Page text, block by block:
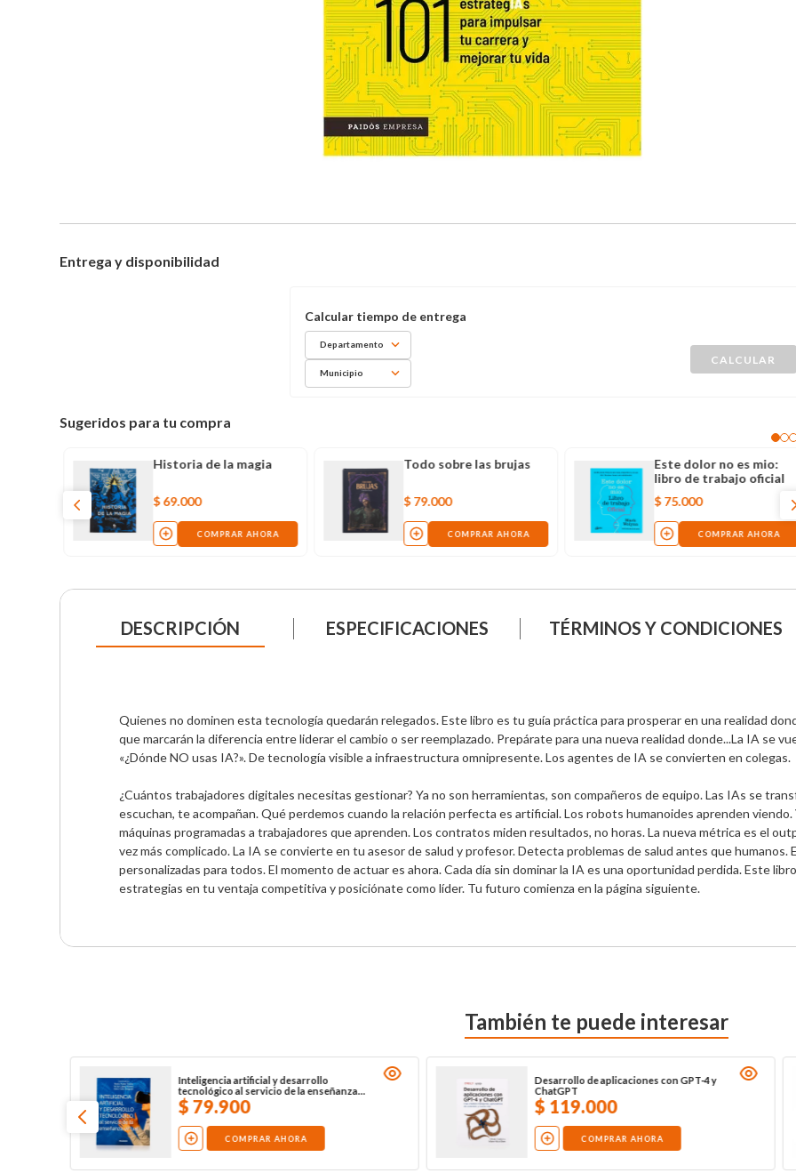
Entrega y disponibilidad
Departamento
Municipio
Sugeridos para tu compra
Historia de la magia
$ 69.000
COMPRAR AHORA
Todo sobre las brujas
$ 79.000
COMPRAR AHORA
Este dolor no es mio:
libro de trabajo oficial
$ 75.000
COMPRAR AHORA
DESCRIPCIÓN ESPECIFICACIONES TÉRMINOS Y CONDICIONES
Quienes no dominen esta tecnología quedarán relegados. Este libro es tu guía práctica para prosperar en una realidad
que marcarán la diferencia entre liderar el cambio o ser reemplazado. Prepárate para una nueva realidad donde...La IA se
«¿Dónde NO usas IA?». De tecnología visible a infraestructura omnipresente. Los agentes de IA se convierten en colegas.
¿Cuántos trabajadores digitales necesitas gestionar? Ya no son herramientas, son compañeros de equipo. Las IAs se
escuchan, te acompañan. Qué perdemos cuando la relación perfecta es artificial. Los robots humanoides aprenden
máquinas programadas a trabajadores que aprenden. Los contratos miden resultados, no horas. La nueva métrica es el
vez más complicado. La IA se convierte en tu asesor de salud y profesor. Detecta problemas de salud antes que humanos.
personalizadas para todos. El momento de actuar es ahora. Cada día sin dominar la IA es una oportunidad perdida. Este
estrategias en tu ventaja competitiva y posiciónate como líder. Tu futuro comienza en la página siguiente.
También te puede interesar
Desarrollo de aplicaciones con GPT-4 y
ChatGPT
$ 119.000
COMPRAR AHORA
Cosmos
$199.000
COMPRAR AHORA